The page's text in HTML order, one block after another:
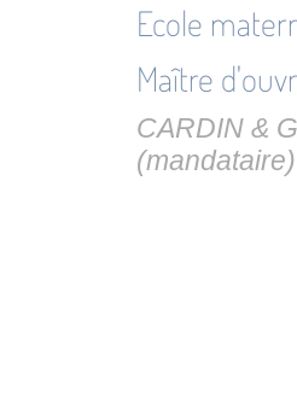
Ecole
Maître
CARDIN &
(mandataire)